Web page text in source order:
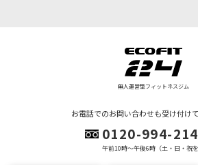
プライバシーポリシーopen_in_new
無人運営型フィットネスジム
お電話でのお問い合わせも受け付けて
0120-994-214
午前10時～午後6時（土・日・祝を